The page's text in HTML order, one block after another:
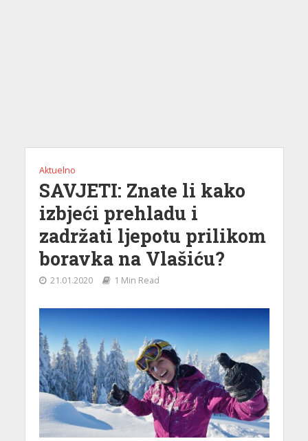
Aktuelno
SAVJETI: Znate li kako
izbjeći prehladu i
zadržati ljepotu prilikom
boravka na Vlašiću?
21.01.2020 1 Min Read